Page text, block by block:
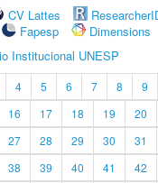
CV Lattes
Fapesp
Dimensions
Institucional UNESP
4 5 6 7 8 9
16 17 18 19 20
27 28 29 30 31
38 39 40 41 42